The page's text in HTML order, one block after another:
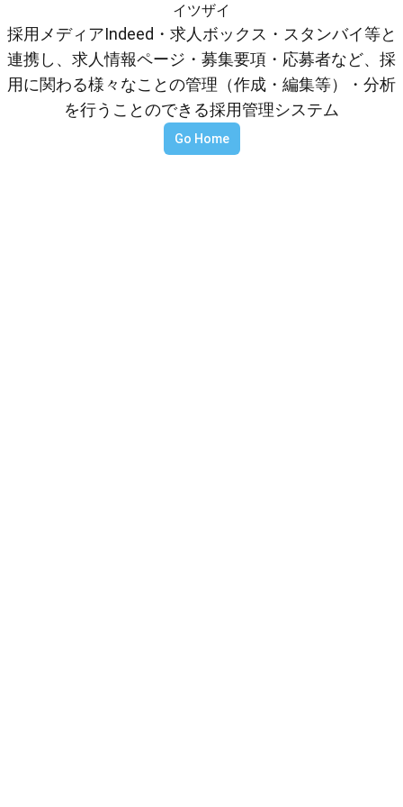
イツザイ
採用メディアIndeed・求人ボックス・スタンバイ等と
連携し、求人情報ページ・募集要項・応募者など、採
用に関わる様々なことの管理（作成・編集等）・分析
を行うことのできる採用管理システム
Go Home